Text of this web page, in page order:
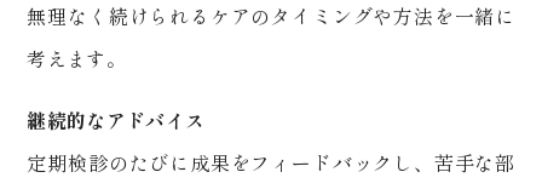
無理なく続けられるケアのタイミングや方法を一緒に
考えます。
継続的なアドバイス
定期検診のたびに成果をフィードバックし、苦手な部